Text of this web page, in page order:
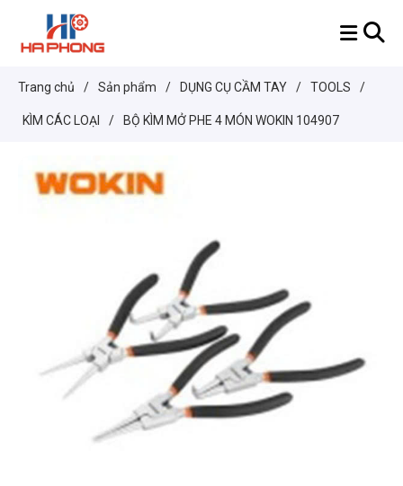
Trang chủ / Sản phẩm / DỤNG CỤ CẦM TAY / TOOLS /
KÌM CÁC LOẠI / BỘ KÌM MỞ PHE 4 MÓN WOKIN 104907